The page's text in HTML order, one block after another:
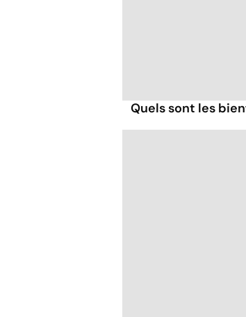
Quels sont les